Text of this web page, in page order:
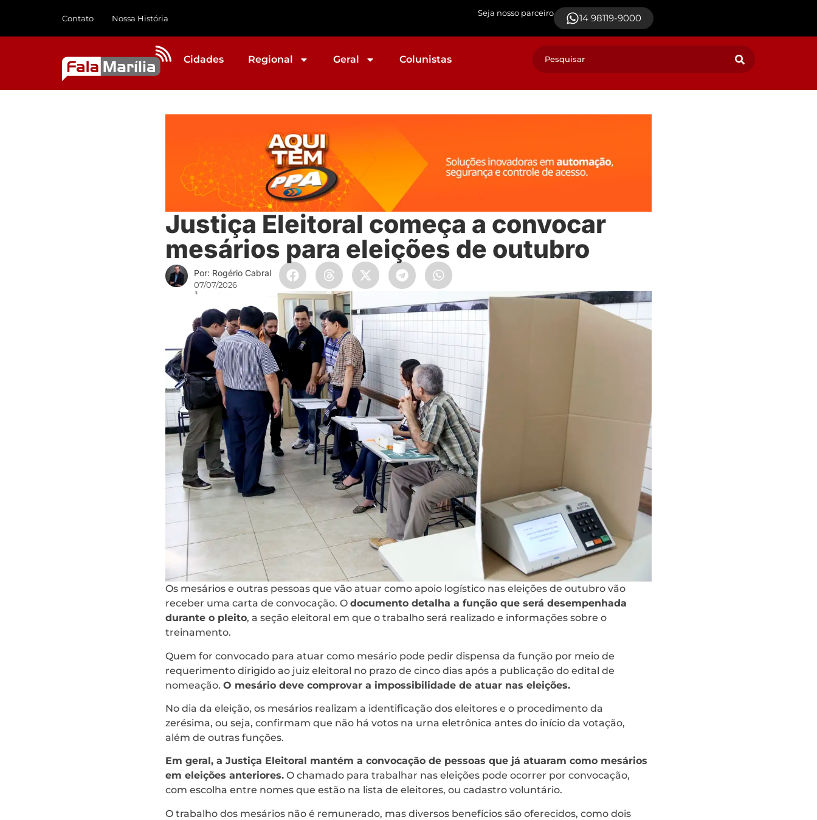
Contato Nossa História
Seja nosso parceiro 14 98119-9000
Cidades Regional Geral Colunistas
Justiça Eleitoral começa a convocar
mesários para eleições de outubro
Por: Rogério Cabral
07/07/2026
Os mesários e outras pessoas que vão atuar como apoio logístico nas eleições de outubro vão
receber uma carta de convocação. O documento detalha a função que será desempenhada
durante o pleito, a seção eleitoral em que o trabalho será realizado e informações sobre o
treinamento.
Quem for convocado para atuar como mesário pode pedir dispensa da função por meio de
requerimento dirigido ao juiz eleitoral no prazo de cinco dias após a publicação do edital de
nomeação. O mesário deve comprovar a impossibilidade de atuar nas eleições.
No dia da eleição, os mesários realizam a identificação dos eleitores e o procedimento da
zerésima, ou seja, confirmam que não há votos na urna eletrônica antes do início da votação,
além de outras funções.
Em geral, a Justiça Eleitoral mantém a convocação de pessoas que já atuaram como mesários
em eleições anteriores. O chamado para trabalhar nas eleições pode ocorrer por convocação,
com escolha entre nomes que estão na lista de eleitores, ou cadastro voluntário.
O trabalho dos mesários não é remunerado, mas diversos benefícios são oferecidos, como dois